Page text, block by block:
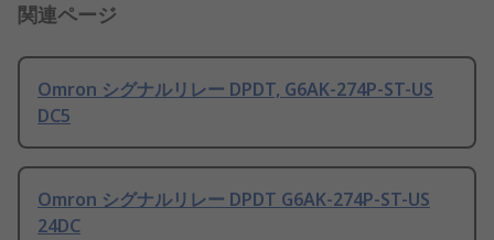
関連ページ
Omron シグナルリレー DPDT, G6AK-274P-ST-US
DC5
Omron シグナルリレー DPDT G6AK-274P-ST-US
24DC